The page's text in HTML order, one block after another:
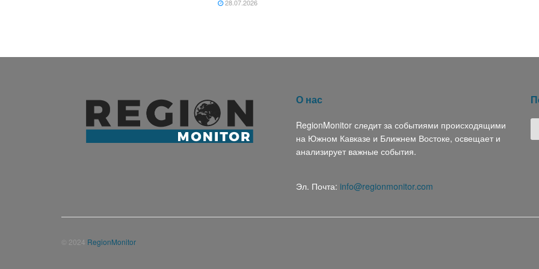
28.07.2026
О нас
RegionMonitor следит за событиями происходящими
на Южном Кавказе и Ближнем Востоке, освещает и
анализирует важные события.
Эл. Почта: info@regionmonitor.com
© 2024 RegionMonitor